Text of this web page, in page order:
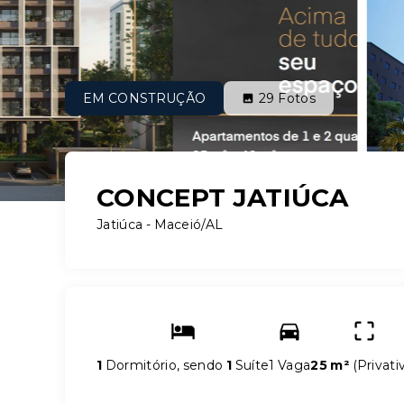
EM CONSTRUÇÃO 29 Fotos
CONCEPT JATIÚCA
Jatiúca - Maceió/AL
1 Dormitório, sendo 1 Suíte1 Vaga25 m² (